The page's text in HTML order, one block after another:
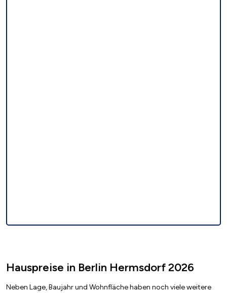
Hauspreise in Berlin Hermsdorf 2026
Neben Lage, Baujahr und Wohnfläche haben noch viele weitere